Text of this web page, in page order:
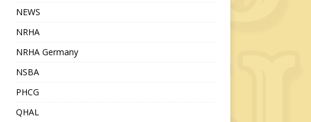
NEWS
NRHA
NRHA Germany
NSBA
PHCG
QHAL